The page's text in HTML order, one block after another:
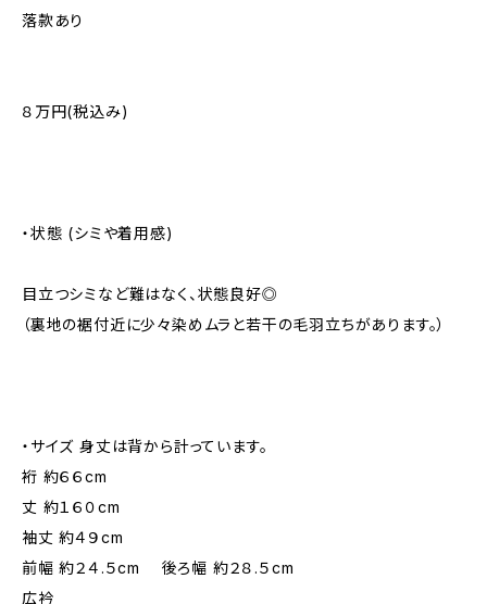
落款あり
８万円(税込み)
・状態 (シミや着用感)
目立つシミなど難はなく、状態良好◎
（裏地の裾付近に少々染めムラと若干の毛羽立ちがあります。）
・サイズ 身丈は背から計っています。
裄 約６６cm
丈 約１６０cm
袖丈 約４９cm
前幅 約２４.５cm 後ろ幅 約２８.５cm
広衿